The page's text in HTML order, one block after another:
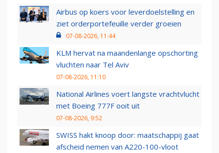
Airbus op koers voor leverdoelstelling en
ziet orderportefeuille verder groeien
07-08-2026, 11:44
KLM hervat na maandenlange opschorting
vluchten naar Tel Aviv
07-08-2026, 11:10
National Airlines voert langste vrachtvlucht
met Boeing 777F ooit uit
07-08-2026, 9:52
SWISS hakt knoop door: maatschappij gaat
afscheid nemen van A220-100-vloot